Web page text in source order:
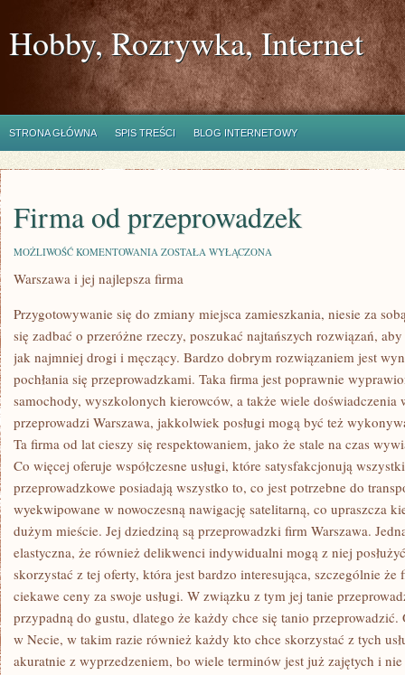
Hobby, Rozrywka, Internet
STRONA GŁÓWNA SPIS TREŚCI BLOG INTERNETOWY
Firma od przeprowadzek
MOŻLIWOŚĆ KOMENTOWANIA FIRMA
PRZEPROWADZEK
ZOSTAŁA WYŁĄCZONA
Warszawa i jej najlepsza firma
Przygotowywanie się do zmiany miejsca zamieszkania, niesie za
się zadbać o przeróżne rzeczy, poszukać najtańszych rozwiązań,
jak najmniej drogi i męczący. Bardzo dobrym rozwiązaniem jest
pochłania się przeprowadzkami. Taka firma jest poprawnie
samochody, wyszkolonych kierowców, a także wiele doświadczenia
przeprowadzi Warszawa, jakkolwiek posługi mogą być też
Ta firma od lat cieszy się respektowaniem, jako że stale na czas
Co więcej oferuje współczesne usługi, które satysfakcjonują
przeprowadzkowe posiadają wszystko to, co jest potrzebne do
wyekwipowane w nowoczesną nawigację satelitarną, co upraszcza
dużym mieście. Jej dziedziną są przeprowadzki firm Warszawa.
elastyczna, że również delikwenci indywidualni mogą z niej
skorzystać z tej oferty, która jest bardzo interesująca, szczególnie
ciekawe ceny za swoje usługi. W związku z tym jej tanie
przypadną do gustu, dlatego że każdy chce się tanio
w Necie, w takim razie również każdy kto chce skorzystać z tych
akuratnie z wyprzedzeniem, bo wiele terminów jest już zajętych i nie